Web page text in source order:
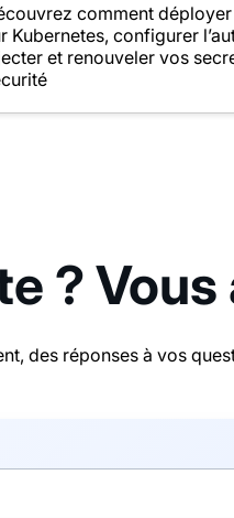
comment
Kubernetes, configurer
et renouveler vos
?
des réponses à vos